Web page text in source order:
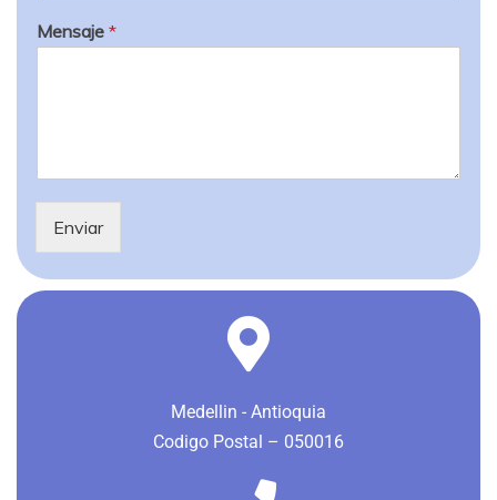
Mensaje *
Enviar
Medellin - Antioquia
Codigo Postal – 050016